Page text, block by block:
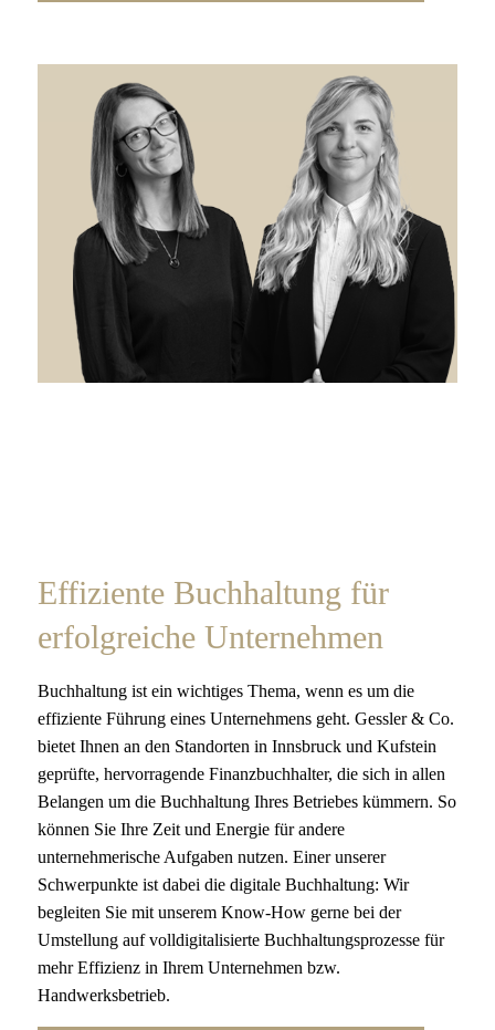
Effiziente Buchhaltung für
erfolgreiche Unternehmen
Buchhaltung ist ein wichtiges Thema, wenn es um die
effiziente Führung eines Unternehmens geht. Gessler & Co.
bietet Ihnen an den Standorten in Innsbruck und Kufstein
geprüfte, hervorragende Finanzbuchhalter, die sich in allen
Belangen um die Buchhaltung Ihres Betriebes kümmern. So
können Sie Ihre Zeit und Energie für andere
unternehmerische Aufgaben nutzen. Einer unserer
Schwerpunkte ist dabei die digitale Buchhaltung: Wir
begleiten Sie mit unserem Know-How gerne bei der
Umstellung auf volldigitalisierte Buchhaltungsprozesse für
mehr Effizienz in Ihrem Unternehmen bzw.
Handwerksbetrieb.